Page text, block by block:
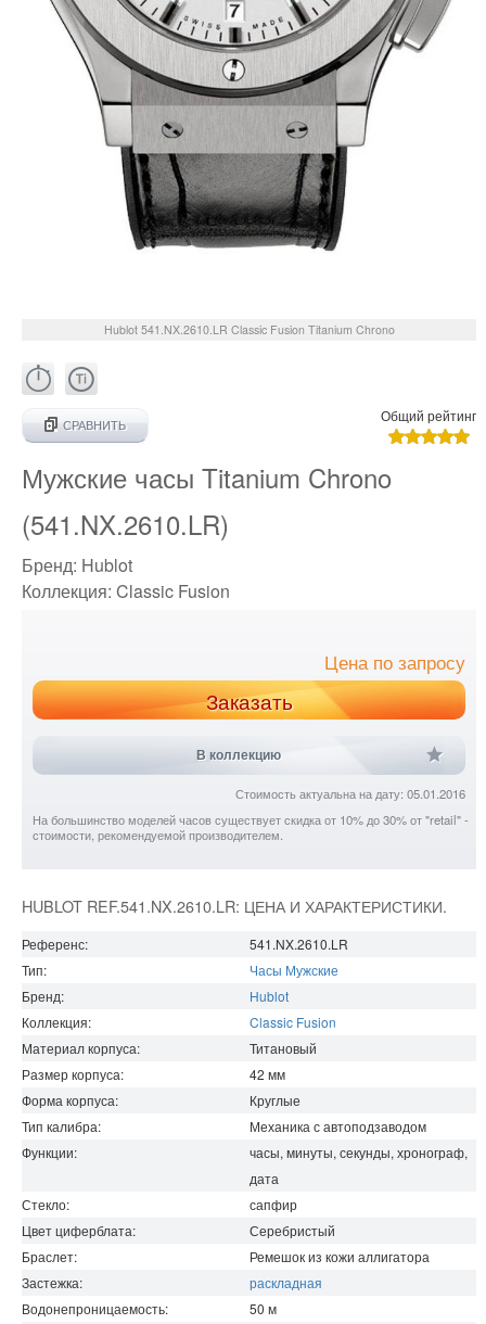
Hublot 541.NX.2610.LR Classic Fusion Titanium Chrono
СРАВНИТЬ
Общий рейтинг
Мужские часы Titanium Chrono
(541.NX.2610.LR)
Бренд: Hublot
Коллекция: Classic Fusion
Цена по запросу
Заказать
В коллекцию
Стоимость актуальна на дату: 05.01.2016
На большинство моделей часов существует скидка от 10% до 30% от "retail" -
стоимости, рекомендуемой производителем.
HUBLOT REF.541.NX.2610.LR: ЦЕНА И ХАРАКТЕРИСТИКИ.
Референс:
541.NX.2610.LR
Тип:
Часы Мужские
Бренд:
Hublot
Коллекция:
Classic Fusion
Материал корпуса:
Титановый
Размер корпуса:
42 мм
Форма корпуса:
Круглые
Тип калибра:
Механика с автоподзаводом
Функции:
часы, минуты, секунды, хронограф,
дата
Стекло:
сапфир
Цвет циферблата:
Серебристый
Браслет:
Ремешок из кожи аллигатора
Застежка:
раскладная
Водонепроницаемость: 50 м